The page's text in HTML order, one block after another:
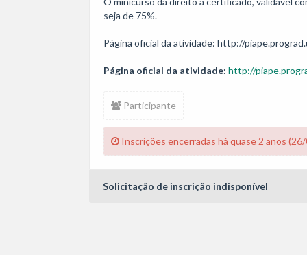
seja de 75%.
Página oficial da atividade: http://
Página oficial da atividade: http://
Participante
Inscrições encerradas há quase 2 anos
Solicitação de inscrição indisponível